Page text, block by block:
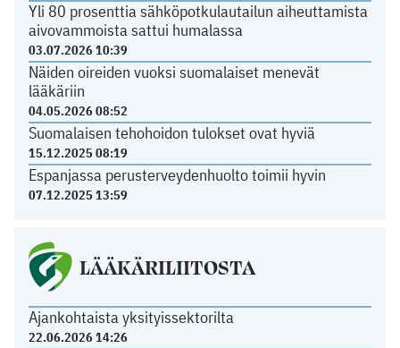
Yli 80 prosenttia sähköpotkulautailun aiheuttamista
aivovammoista sattui humalassa
03.07.2026 10:39
Näiden oireiden vuoksi suomalaiset menevät
lääkäriin
04.05.2026 08:52
Suomalaisen tehohoidon tulokset ovat hyviä
15.12.2025 08:19
Espanjassa perusterveydenhuolto toimii hyvin
07.12.2025 13:59
LÄÄKÄRILIITOSTA
Ajankohtaista yksityissektorilta
22.06.2026 14:26